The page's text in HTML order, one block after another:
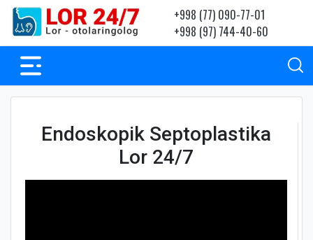
+998 (77) 090-77-01
+998 (97) 744-40-60
Endoskopik Septoplastika
Lor 24/7